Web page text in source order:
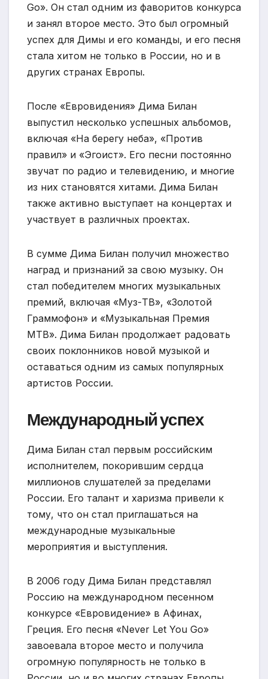
Go». Он стал одним из фаворитов конкурса
и занял второе место. Это был огромный
успех для Димы и его команды, и его песня
стала хитом не только в России, но и в
других странах Европы.
После «Евровидения» Дима Билан
выпустил несколько успешных альбомов,
включая «На берегу неба», «Против
правил» и «Эгоист». Его песни постоянно
звучат по радио и телевидению, и многие
из них становятся хитами. Дима Билан
также активно выступает на концертах и
участвует в различных проектах.
В сумме Дима Билан получил множество
наград и признаний за свою музыку. Он
стал победителем многих музыкальных
премий, включая «Муз-ТВ», «Золотой
Граммофон» и «Музыкальная Премия
МТВ». Дима Билан продолжает радовать
своих поклонников новой музыкой и
оставаться одним из самых популярных
артистов России.
Международный успех
Дима Билан стал первым российским
исполнителем, покорившим сердца
миллионов слушателей за пределами
России. Его талант и харизма привели к
тому, что он стал приглашаться на
международные музыкальные
мероприятия и выступления.
В 2006 году Дима Билан представлял
Россию на международном песенном
конкурсе «Евровидение» в Афинах,
Греция. Его песня «Never Let You Go»
завоевала второе место и получила
огромную популярность не только в